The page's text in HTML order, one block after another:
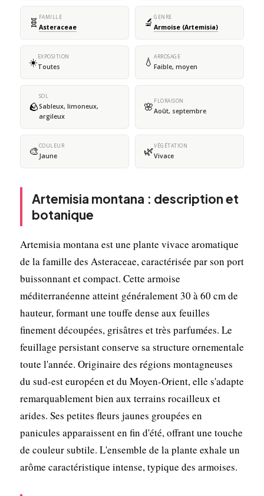
🧬 FAMILLE
Asteraceae 🔬 GENRE
Armoise (Artemisia)
☀️EXPOSITION
Toutes 💧 ARROSAGE
Faible, moyen
🪨
SOL
Sableux, limoneux,
argileux
🌸 FLORAISON
Août, septembre
🎨COULEUR
Jaune 🌿VÉGÉTATION
Vivace
Artemisia montana : description et
botanique
Artemisia montana est une plante vivace aromatique
de la famille des Asteraceae, caractérisée par son port
buissonnant et compact. Cette armoise
méditerranéenne atteint généralement 30 à 60 cm de
hauteur, formant une touffe dense aux feuilles
finement découpées, grisâtres et très parfumées. Le
feuillage persistant conserve sa structure ornementale
toute l'année. Originaire des régions montagneuses
du sud-est européen et du Moyen-Orient, elle s'adapte
remarquablement bien aux terrains rocailleux et
arides. Ses petites fleurs jaunes groupées en
panicules apparaissent en fin d'été, offrant une touche
de couleur subtile. L'ensemble de la plante exhale un
arôme caractéristique intense, typique des armoises.